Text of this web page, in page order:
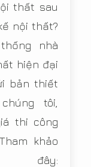
thất sau
nội thất?
nhà
hiện đại
bản thiết
tôi,
thi công
khảo